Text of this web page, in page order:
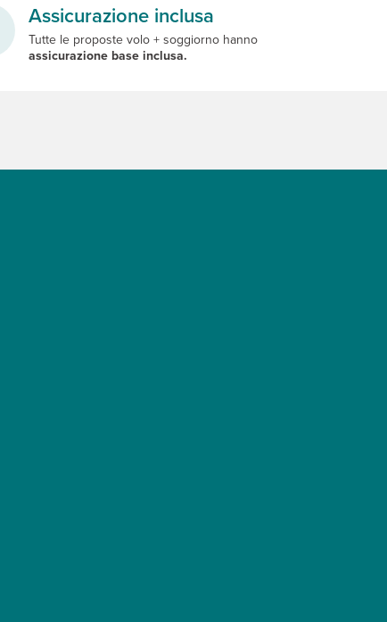
Assicurazione inclusa
Tutte le proposte volo + soggiorno hanno
assicurazione base inclusa.